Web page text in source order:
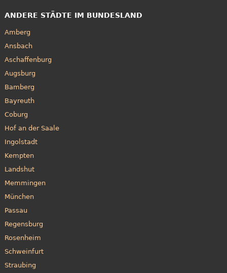
ANDERE STÄDTE IM BUNDESLAND
Amberg
Ansbach
Aschaffenburg
Augsburg
Bamberg
Bayreuth
Coburg
Hof an der Saale
Ingolstadt
Kempten
Landshut
Memmingen
München
Passau
Regensburg
Rosenheim
Schweinfurt
Straubing